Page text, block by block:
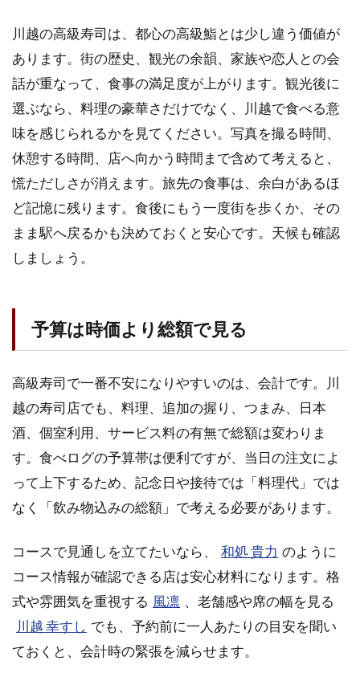
川越の高級寿司は、都心の高級鮨とは少し違う価値が
あります。街の歴史、観光の余韻、家族や恋人との会
話が重なって、食事の満足度が上がります。観光後に
選ぶなら、料理の豪華さだけでなく、川越で食べる意
味を感じられるかを見てください。写真を撮る時間、
休憩する時間、店へ向かう時間まで含めて考えると、
慌ただしさが消えます。旅先の食事は、余白があるほ
ど記憶に残ります。食後にもう一度街を歩くか、その
まま駅へ戻るかも決めておくと安心です。天候も確認
しましょう。
予算は時価より総額で見る
高級寿司で一番不安になりやすいのは、会計です。川
越の寿司店でも、料理、追加の握り、つまみ、日本
酒、個室利用、サービス料の有無で総額は変わりま
す。食べログの予算帯は便利ですが、当日の注文によ
って上下するため、記念日や接待では「料理代」では
なく「飲み物込みの総額」で考える必要があります。
コースで見通しを立てたいなら、 和処 貴力 のように
コース情報が確認できる店は安心材料になります。格
式や雰囲気を重視する 風凛 、老舗感や席の幅を見る
川越 幸すし でも、予約前に一人あたりの目安を聞い
ておくと、会計時の緊張を減らせます。